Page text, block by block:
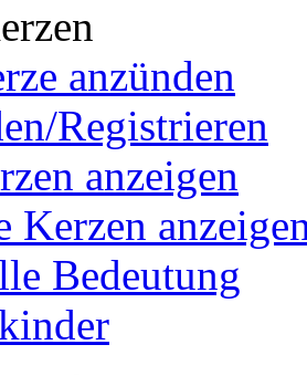
anzünden
Registrieren
anzeigen
Kerzen
Bedeutung